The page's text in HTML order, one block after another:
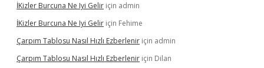
İKizler Burcuna Ne Iyi Gelir için admin
İKizler Burcuna Ne Iyi Gelir için Fehime
Çarpım Tablosu Nasıl Hızlı Ezberlenir için admin
Çarpım Tablosu Nasıl Hızlı Ezberlenir için Dilan